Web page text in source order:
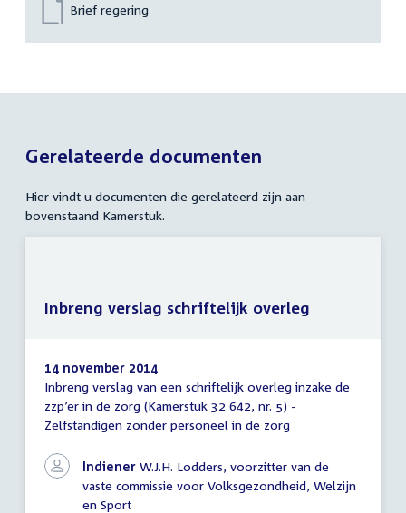
Brief regering
Gerelateerde documenten
Hier vindt u documenten die gerelateerd zijn aan
bovenstaand Kamerstuk.
Inbreng
verslag
schriftelijk
14 november 2014
Inbreng verslag van een schriftelijk overleg inzake de
zzp’er in de zorg (Kamerstuk 32 642, nr. 5) -
Zelfstandigen zonder personeel in de zorg
Indiener W.J.H. Lodders, voorzitter van de
vaste commissie voor Volksgezondheid, Welzijn
en Sport
Inbreng verslag schriftelijk overleg